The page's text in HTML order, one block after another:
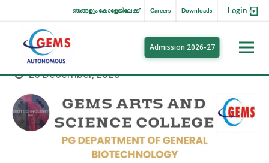
Login
Downloads
Careers
ഞങ്ങളും കോളേജിലേക്ക്
Admission 2026-27
26 December, 2023